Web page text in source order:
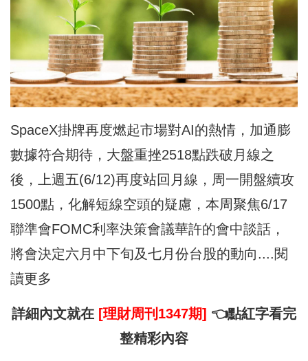
SpaceX掛牌再度燃起市場對AI的熱情，加通膨
數據符合期待，大盤重挫2518點跌破月線之
後，上週五(6/12)再度站回月線，周一開盤續攻
1500點，化解短線空頭的疑慮，本周聚焦6/17
聯準會FOMC利率決策會議華許的會中談話，
將會決定六月中下旬及七月份台股的動向....閱
讀更多
詳細內文就在 [理財周刊1347期] 👈點紅字看完
整精彩內容